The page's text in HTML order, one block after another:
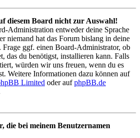
diesem Board nicht zur Auswahl!
Administration entweder deine Sprache
niemand hat das Forum bislang in deine
Frage ggf. einen Board-Administrator, ob
das du benötigst, installieren kann. Falls
würden wir uns freuen, wenn du es
Weitere Informationen dazu können auf
Limited oder aufphpBB.de
die bei meinem Benutzernamen